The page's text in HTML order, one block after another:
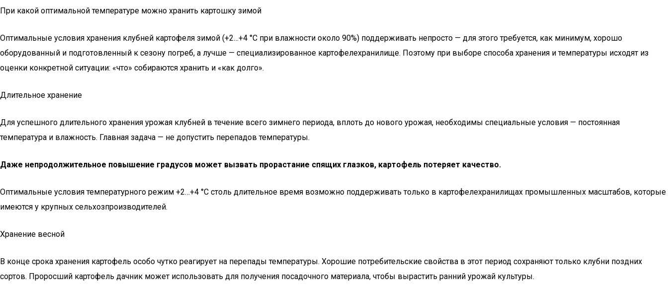
При какой оптимальной температуре можно хранить картошку зимой
Оптимальные условия хранения клубней картофеля зимой (+2…+4 °C при влажности около 90%) поддерживать непросто — для этого требуется, как минимум, хорошо
оборудованный и подготовленный к сезону погреб, а лучше — специализированное картофелехранилище. Поэтому при выборе способа хранения и температуры исходят из
оценки конкретной ситуации: «что» собираются хранить и «как долго».
Длительное хранение
Для успешного длительного хранения урожая клубней в течение всего зимнего периода, вплоть до нового урожая, необходимы специальные условия — постоянная
температура и влажность. Главная задача — не допустить перепадов температуры.
Даже непродолжительное повышение градусов может вызвать прорастание спящих глазков, картофель потеряет качество.
Оптимальные условия температурного режим +2…+4 °C столь длительное время возможно поддерживать только в картофелехранилищах промышленных масштабов, которые
имеются у крупных сельхозпроизводителей.
Хранение весной
В конце срока хранения картофель особо чутко реагирует на перепады температуры. Хорошие потребительские свойства в этот период сохраняют только клубни поздних
сортов. Проросший картофель дачник может использовать для получения посадочного материала, чтобы вырастить ранний урожай культуры.